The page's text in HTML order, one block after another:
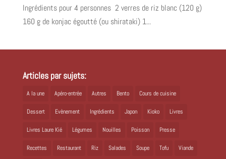
Ingrédients pour 4 personnes 2 verres de riz blanc (120 g)
160 g de konjac égoutté (ou shirataki) 1...
Articles par sujets:
A la une Apéro-entrée Autres Bento Cours de cuisine
Dessert Evènement Ingrédients Japon Kioko Livres
Livres Laure Kié Légumes Nouilles Poisson Presse
Recettes Restaurant Riz Salades Soupe Tofu Viande